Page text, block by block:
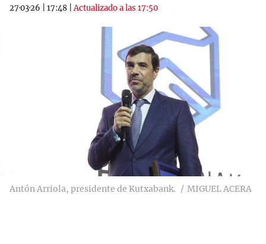
27·03·26
17:48 |Actualizado a las 17:50
Antón Arriola, presidente de Kutxabank. MIGUEL ACERA